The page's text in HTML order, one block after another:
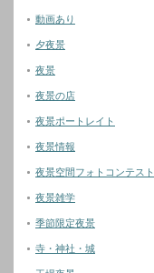
動画あり
夕夜景
夜景
夜景の店
夜景ポートレイト
夜景情報
夜景空間フォトコンテスト
夜景雑学
季節限定夜景
寺・神社・城